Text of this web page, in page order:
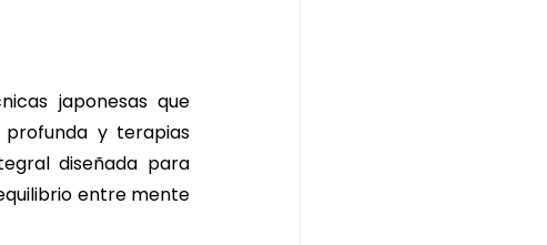
japonesas que
profunda y terapias
diseñada para
entre mente